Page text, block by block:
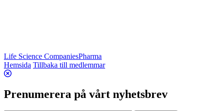
Life Science CompaniesPharma
Hemsida Tillbaka till medlemmar
Prenumerera på vårt nyhetsbrev